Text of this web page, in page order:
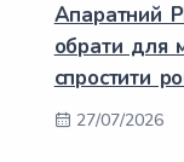
Апаратний
обрати для
спростити
27/07/2026